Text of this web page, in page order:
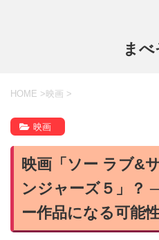
まべ
HOME > 映画 >
映画
映画「ソー ラブ&
ンジャーズ５」？
ー作品になる可能